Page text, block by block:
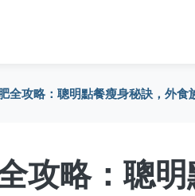
全攻略：聰明點餐瘦身秘訣，外食
攻略：聰